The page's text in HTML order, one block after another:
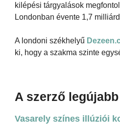
kilépési tárgyalások
Londonban évente 1,7
A londoni székhelyű
ki, hogy a szakma szinte
A szerző
Vasarely színes illúziói